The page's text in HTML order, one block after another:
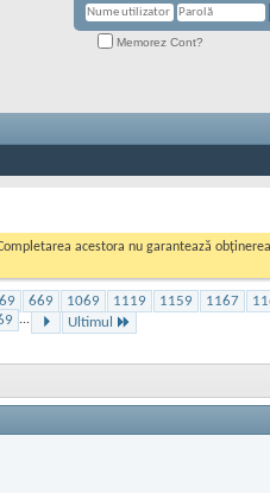
Memorez Cont?
acestora nu garantează
669 1069 1119 1159 1167
... Ultimul